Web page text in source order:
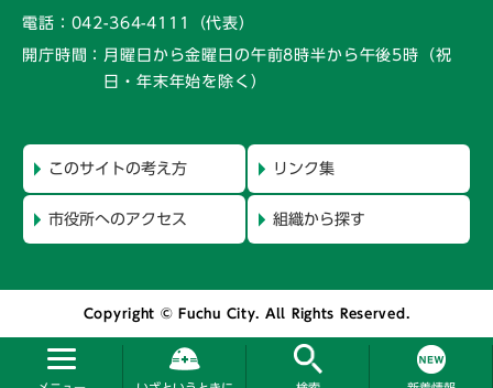
電話： 042-364-4111（代表）
開庁時間： 月曜日から金曜日の午前8時半から午後5時 （祝
日・年末年始を除く）
このサイトの考え方 リンク集
市役所へのアクセス 組織から探す
Copyright © Fuchu City. All Rights Reserved.